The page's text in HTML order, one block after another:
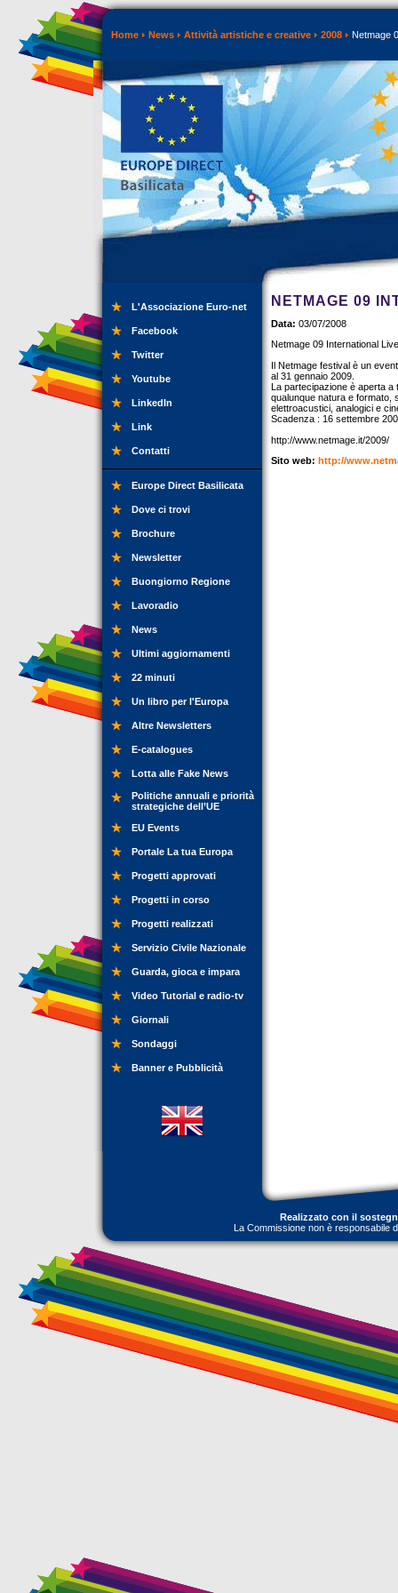
Home News Attività artistiche e creative 2008 Netmage
L'Associazione Euro-net
Facebook
Twitter
Youtube
LinkedIn
Link
Contatti
Europe Direct Basilicata
Dove ci trovi
Brochure
Newsletter
Buongiorno Regione
Lavoradio
News
Ultimi aggiornamenti
22 minuti
Un libro per l'Europa
Altre Newsletters
E-catalogues
Lotta alle Fake News
Politiche annuali e priorità
strategiche dell’UE
EU Events
Portale La tua Europa
Progetti approvati
Progetti in corso
Progetti realizzati
Servizio Civile Nazionale
Guarda, gioca e impara
Video Tutorial e radio-tv
Giornali
Sondaggi
Banner e Pubblicità
NETMAGE 09
Data: 03/07/2008
Netmage 09 International
Il Netmage festival è un
al 31 gennaio 2009.
La partecipazione è aperta a
qualunque natura e formato,
elettroacustici, analogici e
Scadenza : 16 settembre
http://www.netmage.it/2009/
Sito web: http://
Realizzato con il
La Commissione non è responsabile